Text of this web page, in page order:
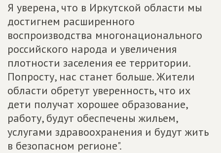
Я уверена, что в Иркутской области мы
достигнем расширенного
воспроизводства многонационального
российского народа и увеличения
плотности заселения ее территории.
Попросту, нас станет больше. Жители
области обретут уверенность, что их
дети получат хорошее образование,
работу, будут обеспечены жильем,
услугами здравоохранения и будут жить
в безопасном регионе".